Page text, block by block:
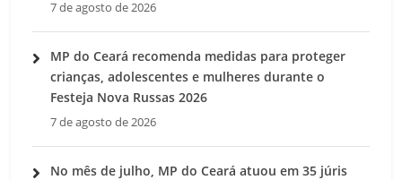
7 de agosto de 2026
MP do Ceará recomenda medidas para proteger
crianças, adolescentes e mulheres durante o
Festeja Nova Russas 2026
7 de agosto de 2026
No mês de julho, MP do Ceará atuou em 35 júris